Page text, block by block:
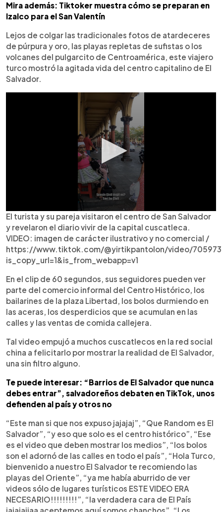
Mira además: Tiktoker muestra cómo se preparan en
Izalco para el San Valentín
Lejos de colgar las tradicionales fotos de atardeceres
de púrpura y oro, las playas repletas de sufistas o los
volcanes del pulgarcito de Centroamérica, este viajero
turco mostró la agitada vida del centro capitalino de El
Salvador.
El turista y su pareja visitaron el centro de San Salvador
y revelaron el diario vivir de la capital cuscatleca.
VIDEO: imagen de carácter ilustrativo y no comercial /
https://www.tiktok.com/@yirtikpantolon/video/
is_copy_url=1&is_from_webapp=v1
En el clip de 60 segundos, sus seguidores pueden ver
parte del comercio informal del Centro Histórico, los
bailarines de la plaza Libertad, los bolos durmiendo en
las aceras, los desperdicios que se acumulan en las
calles y las ventas de comida callejera.
Tal video empujó a muchos cuscatlecos en la red social
china a felicitarlo por mostrar la realidad de El Salvador,
una sin filtro alguno.
Te puede interesar: “Barrios de El Salvador que nunca
debes entrar”, salvadoreños debaten en TikTok, unos
defienden al país y otros no
“Este man si que nos expuso jajajaj”, “Que Random es El
Salvador”, “y eso que solo es el centro histórico”, “Ese
es el video que deben mostrar los medios”, “los bolos
son el adornó de las calles en todo el país”, “Hola Turco,
bienvenido a nuestro El Salvador te recomiendo las
playas del Oriente”, “ya me había aburrido de ver
videos sólo de lugares turísticos ESTE VIDEO ERA
NECESARIO!!!!!!!!!”, “la verdadera cara de El País
jajajajjaa aceptemos aquí somos chanchos”, “Los